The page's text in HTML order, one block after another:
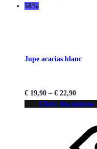
58%
Jupe acacias blanc
€ 19,90 – € 22,90
Choix des options